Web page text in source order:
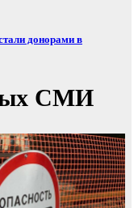
донорами в